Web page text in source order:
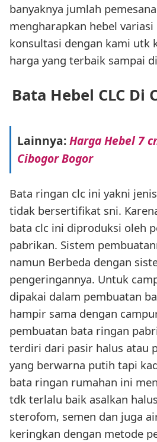
banyaknya jumlah
mengharapkan hebel
konsultasi dengan kami utk
harga yang terbaik sampai
Bata Hebel CLC Di
Lainnya:Harga Hebel 7
Cibogor Bogor
Bata ringan clc ini yakni
tidak bersertifikat sni.
bata clc ini diproduksi oleh
pabrikan. Sistem
namun Berbeda dengan
pengeringannya. Untuk
dipakai dalam pembuatan
hampir sama dengan
pembuatan bata ringan
terdiri dari pasir halus atau
yang berwarna putih tapi
bata ringan rumahan ini
tdk terlalu baik asalkan
sterofom, semen dan juga
keringkan dengan metode